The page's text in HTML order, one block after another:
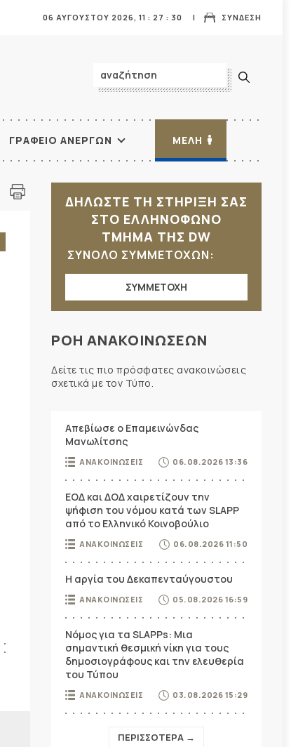
ΣΥΝΔΕΣΗ
06 ΑΥΓΟΥΣΤΟΥ 2026, 11 : 27 : 32
ΓΡΑΦΕΙΟ ΑΝΕΡΓΩΝ ΜΕΛΗ
ΔΗΛΩΣΤΕ ΤΗ ΣΤΗΡΙΞΗ ΣΑΣ
ΣΤΟ ΕΛΛΗΝΟΦΩΝΟ
ΤΜΗΜΑ ΤΗΣ DW
ΣΥΝΟΛΟ ΣΥΜΜΕΤΟΧΩΝ:
ΣΥΜΜΕΤΟΧΗ
ΡΟΗ ΑΝΑΚΟΙΝΩΣΕΩΝ
Δείτε τις πιο πρόσφατες ανακοινώσεις
σχετικά με τον Τύπο.
Απεβίωσε ο Επαμεινώνδας
Μανωλίτσης
ΑΝΑΚΟΙΝΩΣΕΙΣ 06.08.2026 13:36
ΕΟΔ και ΔΟΔ χαιρετίζουν την
ψήφιση του νόμου κατά των SLAPP
από το Ελληνικό Κοινοβούλιο
ΑΝΑΚΟΙΝΩΣΕΙΣ 06.08.2026 11:50
Η αργία του Δεκαπενταύγουστου
ΑΝΑΚΟΙΝΩΣΕΙΣ 05.08.2026 16:59
Νόμος για τα SLAPPs: Μια
σημαντική θεσμική νίκη για τους
δημοσιογράφους και την ελευθερία
του Τύπου
ΑΝΑΚΟΙΝΩΣΕΙΣ 03.08.2026 15:29
ΠΕΡΙΣΣΟΤΕΡΑ →